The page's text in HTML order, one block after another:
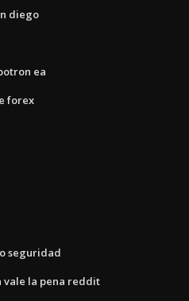
diego
ea
forex
seguridad
vale la pena reddit